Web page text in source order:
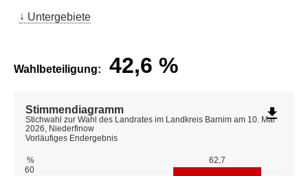
Untergebiete
Wahlbeteiligung: 42,6 %
60
% 62,7
Stimmendiagramm
Stichwahl zur Wahl des Landrates im Landkreis Barnim am 10. Mai
2026, Niederfinow
Vorläufiges Endergebnis
file_download